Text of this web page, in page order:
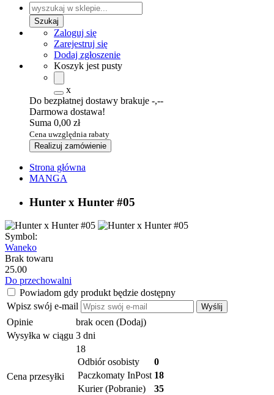
Zaloguj się
Zarejestruj się
Dodaj zgłoszenie
Koszyk jest pusty
x
Do bezpłatnej dostawy brakuje -,--
Darmowa dostawa!
Suma 0,00 zł
Cena uwzględnia rabaty
Realizuj zamówienie
Strona główna
MANGA
Hunter x Hunter #05
Symbol:
Waneko
Brak towaru
25.00
Do przechowalni
Powiadom gdy produkt będzie dostępny
Wpisz swój e-mail
Wyślij
Opinie brak ocen (Dodaj)
Wysyłka w ciągu 3 dni
Cena przesyłki
18
Odbiór osobisty
0
Paczkomaty InPost 18
Kurier (Pobranie)
35